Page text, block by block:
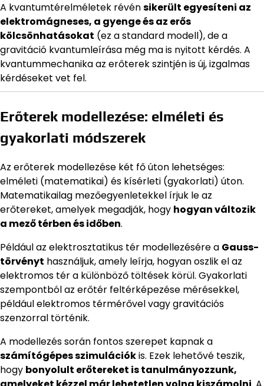
A kvantumtérelméletek révénsikerült egyesíteni az
elektromágneses, a gyenge és az erős
kölcsönhatásokat (ez a standard modell), de a
gravitáció kvantumleírása még ma is nyitott kérdés. A
kvantummechanika az erőterek szintjén is új, izgalmas
kérdéseket vet fel.
Erőterek modellezése: elméleti és
gyakorlati módszerek
Az erőterek modellezése két fő úton lehetséges:
elméleti (matematikai) és kísérleti (gyakorlati) úton.
Matematikailag mezőegyenletekkel írjuk le az
erőtereket, amelyek megadják, hogy hogyan változik
a mező térben és időben.
Például az elektrosztatikus tér modellezésére a Gauss-
törvényt használjuk, amely leírja, hogyan oszlik el az
elektromos tér a különböző töltések körül. Gyakorlati
szempontból az erőtér feltérképezése mérésekkel,
például elektromos térmérővel vagy gravitációs
szenzorral történik.
A modellezés során fontos szerepet kapnak a
számítógépes szimulációkis. Ezek lehetővé teszik,
hogy bonyolult erőtereket is tanulmányozzunk,